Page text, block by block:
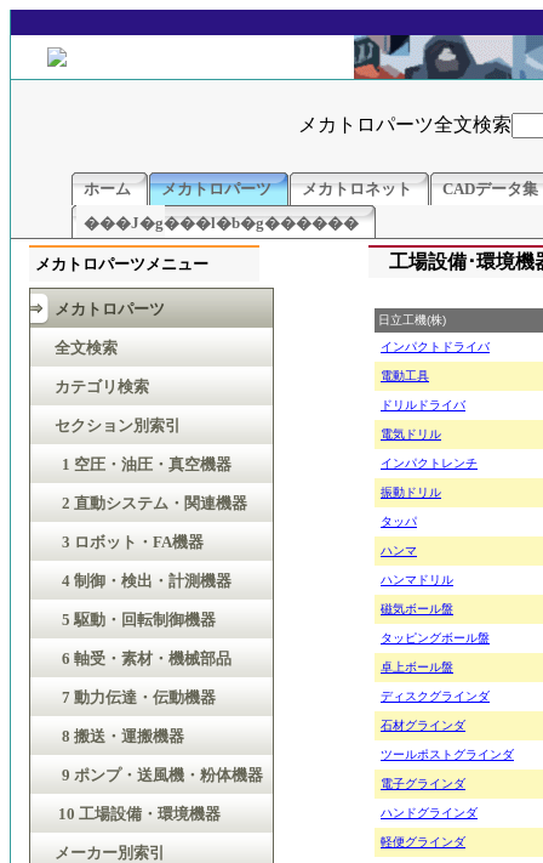
メカトロパーツ全文検索
ホーム メカトロパーツ メカトロネット
CADデータ集
���J�g���l�b�g������
工場設備･環境機
日立工機(株)
インパクトドライバ
電動工具
ドリルドライバ
電気ドリル
インパクトレンチ
振動ドリル
タッパ
ハンマ
ハンマドリル
磁気ボール盤
タッピングボール盤
卓上ボール盤
ディスクグラインダ
石材グラインダ
ツールポストグラインダ
電子グラインダ
ハンドグラインダ
軽便グラインダ
メカトロパーツメニュー
メカトロパーツ
全文検索
カテゴリ検索
セクション別索引
1 空圧・油圧・真空機器
2 直動システム・関連機器
3 ロボット・FA機器
4 制御・検出・計測機器
5 駆動・回転制御機器
6 軸受・素材・機械部品
7 動力伝達・伝動機器
8 搬送・運搬機器
9 ポンプ・送風機・粉体機器
10 工場設備・環境機器
メーカー別索引